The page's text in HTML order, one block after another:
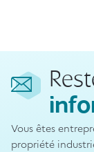
Vous êtes
propriété